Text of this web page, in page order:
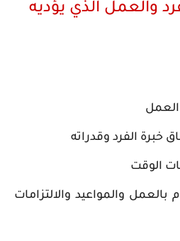
والعمل الذي يؤديه
العمل
خبرة الفرد وقدراته
الوقت
بالعمل والمواعيد والالتزامات